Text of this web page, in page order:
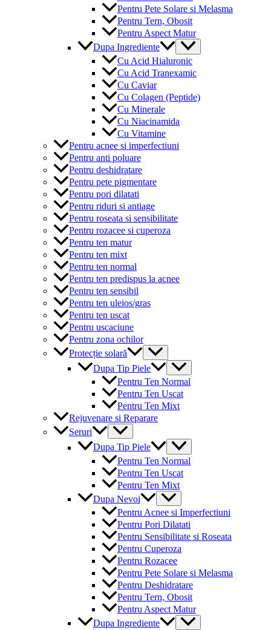
Pentru Pete Solare si Melasma
Pentru Tern, Obosit
Pentru Aspect Matur
Dupa Ingrediente
Menu
Toggle
Cu Acid Hialuronic
Cu Acid Tranexamic
Cu Caviar
Cu Colagen (Peptide)
Cu Minerale
Cu Niacinamida
Cu Vitamine
Pentru acnee si imperfectiuni
Pentru anti poluare
Pentru deshidratare
Pentru pete pigmentare
Pentru pori dilatati
Pentru riduri si antiage
Pentru roseata si sensibilitate
Pentru rozacee si cuperoza
Pentru ten matur
Pentru ten mixt
Pentru ten normal
Pentru ten predispus la acnee
Pentru ten sensibil
Pentru ten uleios/gras
Pentru ten uscat
Pentru uscaciune
Pentru zona ochilor
Protecție solară
Menu
Toggle
Dupa Tip Piele
Menu
Toggle
Pentru Ten Normal
Pentru Ten Uscat
Pentru Ten Mixt
Rejuvenare si Reparare
Seruri
Menu
Toggle
Dupa Tip Piele
Menu
Toggle
Pentru Ten Normal
Pentru Ten Uscat
Pentru Ten Mixt
Dupa Nevoi
Menu
Toggle
Pentru Acnee si Imperfectiuni
Pentru Pori Dilatati
Pentru Sensibilitate si Roseata
Pentru Cuperoza
Pentru Rozacee
Pentru Pete Solare si Melasma
Pentru Deshidratare
Pentru Tern, Obosit
Pentru Aspect Matur
Dupa Ingrediente
Menu